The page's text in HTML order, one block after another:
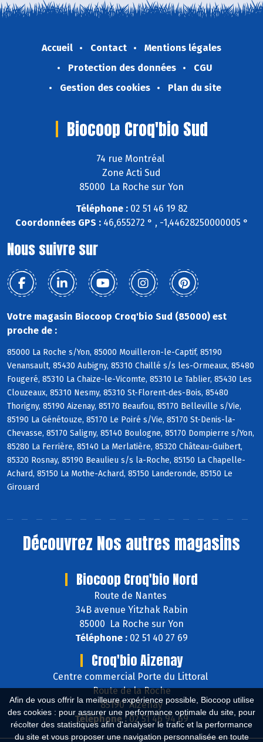
Afin de vous offrir la meilleure expérience possible, Biocoop utilise
des cookies : pour assurer une performance optimale du site, pour
récolter des statistiques afin d'analyser le trafic et la performance
du site et vous proposer une navigation personnalisée en toute
Accueil Contact
Mentions légales
Protection des données
CGU
Gestion des cookies
Plan du site
Biocoop Croq'bio Sud
74 rue Montréal
Zone Acti Sud
85000 La Roche sur Yon
Téléphone :02 51 46 19 82
Coordonnées GPS :46,655272 ° , -1,44628250000005 °
Nous suivre sur
Votre magasin Biocoop Croq'bio Sud (85000) est
proche de :
85000 La Roche s/Yon, 85000 Mouilleron-le-Captif, 85190
Venansault, 85430 Aubigny, 85310 Chaillé s/s les-Ormeaux, 85480
Fougeré, 85310 La Chaize-le-Vicomte, 85310 Le Tablier, 85430 Les
Clouzeaux, 85310 Nesmy, 85310 St-Florent-des-Bois, 85480
Thorigny, 85190 Aizenay, 85170 Beaufou, 85170 Belleville s/Vie,
85190 La Génétouze, 85170 Le Poiré s/Vie, 85170 St-Denis-la-
Chevasse, 85170 Saligny, 85140 Boulogne, 85170 Dompierre s/Yon,
85280 La Ferrière, 85140 La Merlatière, 85320 Château-Guibert,
85320 Rosnay, 85190 Beaulieu s/s la-Roche, 85150 La Chapelle-
Achard, 85150 La Mothe-Achard, 85150 Landeronde, 85150 Le
Girouard
Découvrez Nos autres magasins
Biocoop Croq'bio Nord
Route de Nantes
34B avenue Yitzhak Rabin
85000 La Roche sur Yon
Téléphone : 02 51 40 27 69
Croq'bio Aizenay
Centre commercial Porte du Littoral
Route de la Roche
85190 Aizenay
Téléphone :02 51 46 94 69